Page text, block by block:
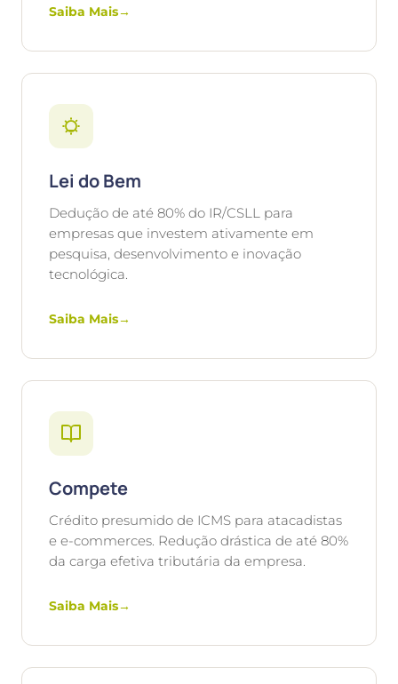
Saiba Mais→
Lei do Bem
Dedução de até 80% do IR/CSLL para
empresas que investem ativamente em
pesquisa, desenvolvimento e inovação
tecnológica.
Saiba Mais→
Compete
Crédito presumido de ICMS para atacadistas
e e-commerces. Redução drástica de até 80%
da carga efetiva tributária da empresa.
Saiba Mais→